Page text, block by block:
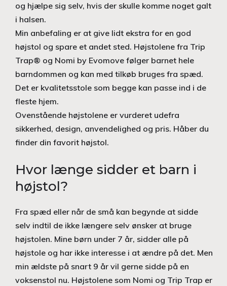
og hjælpe sig selv, hvis der skulle komme noget galt
i halsen.
Min anbefaling er at give lidt ekstra for en god
højstol og spare et andet sted. Højstolene fra Trip
Trap® og Nomi by Evomove følger barnet hele
barndommen og kan med tilkøb bruges fra spæd.
Det er kvalitetsstole som begge kan passe ind i de
fleste hjem.
Ovenstående højstolene er vurderet udefra
sikkerhed, design, anvendelighed og pris. Håber du
finder din favorit højstol.
Hvor længe sidder et barn i
højstol?
Fra spæd eller når de små kan begynde at sidde
selv indtil de ikke længere selv ønsker at bruge
højstolen. Mine børn under 7 år, sidder alle på
højstole og har ikke interesse i at ændre på det. Men
min ældste på snart 9 år vil gerne sidde på en
voksenstol nu. Højstolene som Nomi og Trip Trap er